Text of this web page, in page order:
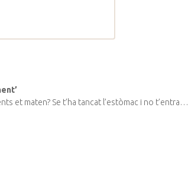
et maten? Se t’ha tancat l’estòmac i no t’entra…